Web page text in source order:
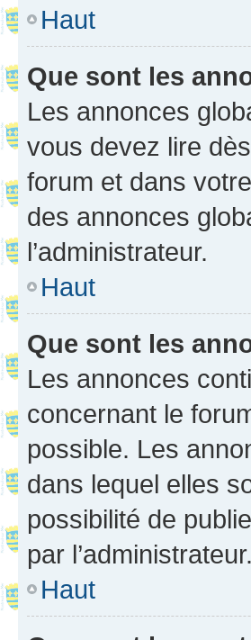
Haut
Que sont les
Les annonces
vous devez lire
forum et dans
des annonces
l’administrateur.
Haut
Que sont les
Les annonces
concernant le
possible. Les
dans lequel elles
possibilité de
par l’administrateur.
Haut